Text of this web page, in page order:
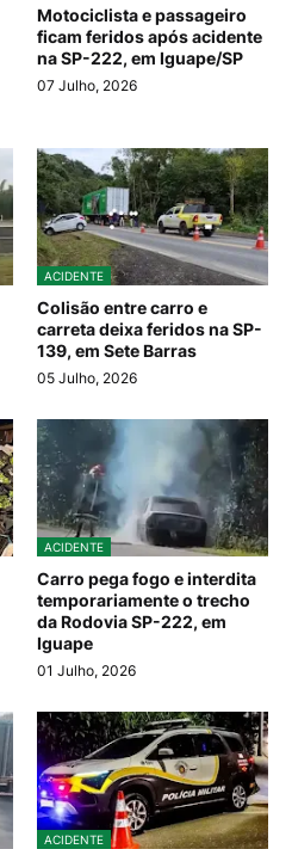
Motociclista e passageiro
ficam feridos após acidente
na SP-222, em Iguape/SP
07 Julho, 2026
ACIDENTE
Colisão entre carro e
carreta deixa feridos na SP-
139, em Sete Barras
05 Julho, 2026
ACIDENTE
Carro pega fogo e interdita
temporariamente o trecho
da Rodovia SP-222, em
Iguape
01 Julho, 2026
ACIDENTE